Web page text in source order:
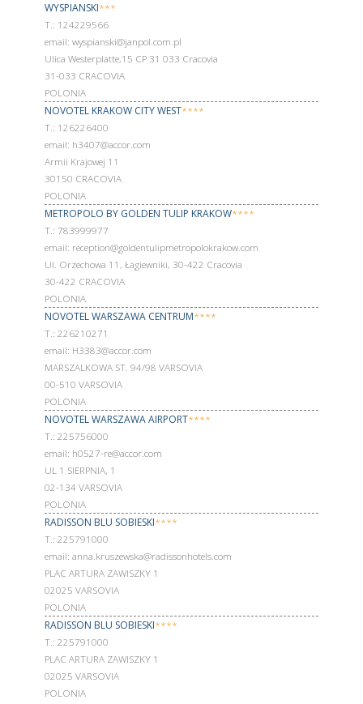
WYSPIANSKI***
Т.: 124229566
email: wyspianski@janpol.com.pl
Ulica Westerplatte,15 CP 31 033 Cracovia
31-033 CRACOVIA
POLONIA
NOVOTEL KRAKOW CITY WEST****
Т.: 126226400
email: h3407@accor.com
Armii Krajowej 11
30150 CRACOVIA
POLONIA
METROPOLO BY GOLDEN TULIP KRAKOW****
Т.: 783999977
email: reception@goldentulipmetropolokrakow.com
Ul. Orzechowa 11, Łagiewniki, 30-422 Cracovia
30-422 CRACOVIA
POLONIA
NOVOTEL WARSZAWA CENTRUM****
Т.: 226210271
email: H3383@accor.com
MARSZALKOWA ST. 94/98 VARSOVIA
00-510 VARSOVIA
POLONIA
NOVOTEL WARSZAWA AIRPORT****
Т.: 225756000
email: h0527-re@accor.com
UL 1 SIERPNIA, 1
02-134 VARSOVIA
POLONIA
RADISSON BLU SOBIESKI****
Т.: 225791000
email: anna.kruszewska@radissonhotels.com
PLAC ARTURA ZAWISZKY 1
02025 VARSOVIA
POLONIA
RADISSON BLU SOBIESKI****
Т.: 225791000
PLAC ARTURA ZAWISZKY 1
02025 VARSOVIA
POLONIA